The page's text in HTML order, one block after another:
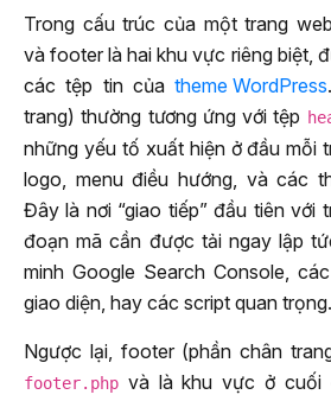
Trong cấu trúc của một trang
và footer là hai khu vực riêng biệt,
các tệp tin củatheme WordPress
trang) thường tương ứng với tệp
những yếu tố xuất hiện ở đầu mỗi
logo, menu điều hướng, và các
Đây là nơi “giao tiếp” đầu tiên với
đoạn mã cần được tải ngay lập
minh Google Search Console,
giao diện, hay các script quan trọng.
Ngược lại, footer (phần chân
footer.php và là khu vực ở cuối